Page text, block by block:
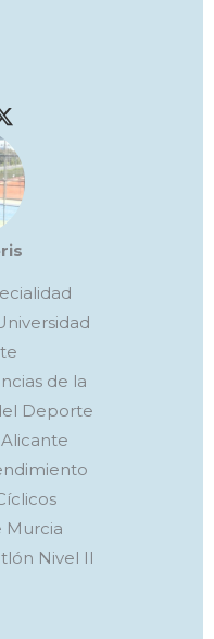
de la
Deporte
Murcia
Nivel II